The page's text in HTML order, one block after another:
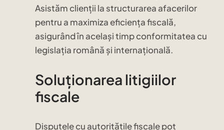
Asistăm clienții la structurarea afacerilor
pentru a maximiza eficiența fiscală,
asigurând în același timp conformitatea cu
legislația română și internațională.
Soluționarea litigiilor
fiscale
Disputele cu autoritățile fiscale pot